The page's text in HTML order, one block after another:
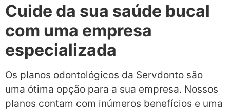
Cuide da sua saúde bucal
com uma empresa
especializada
Os planos odontológicos da Servdonto são
uma ótima opção para a sua empresa. Nossos
planos contam com inúmeros benefícios e uma